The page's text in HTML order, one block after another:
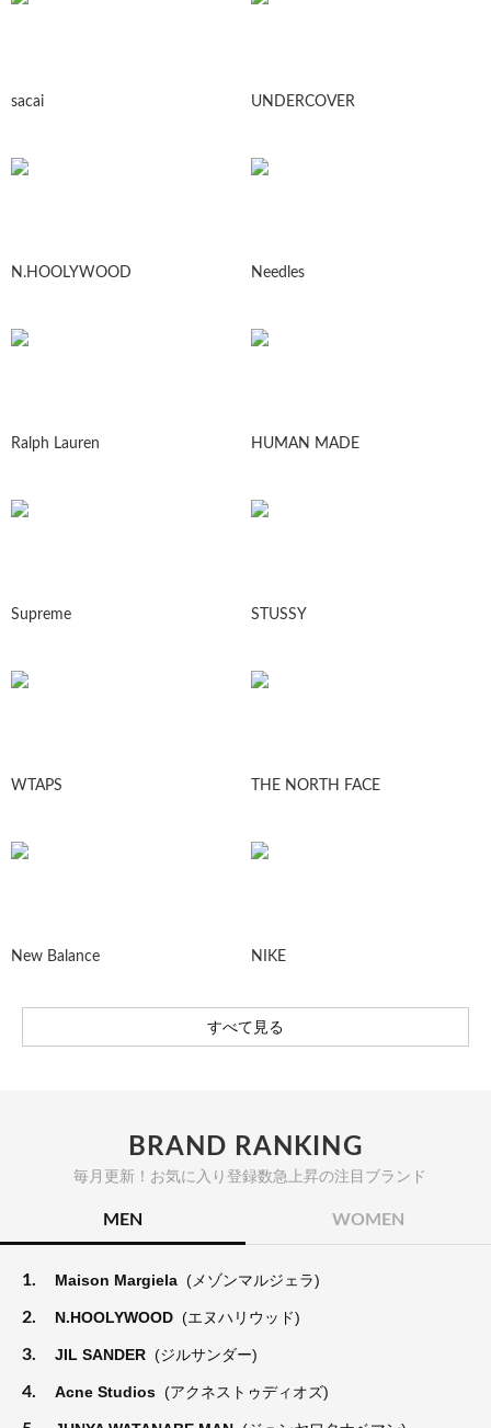
sacai UNDERCOVER
N.HOOLYWOOD Needles
Ralph Lauren HUMAN MADE
Supreme STUSSY
WTAPS THE NORTH FACE
New Balance NIKE
すべて見る
BRAND RANKING
毎月更新！お気に入り登録数急上昇の注目ブランド
MEN WOMEN
1. Maison Margiela (メゾンマルジェラ)
2. N.HOOLYWOOD (エヌハリウッド)
3. JIL SANDER (ジルサンダー)
4. Acne Studios (アクネストゥディオズ)